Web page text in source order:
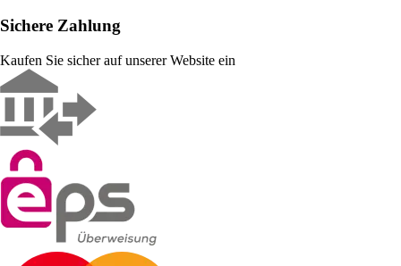
Sichere Zahlung
Kaufen Sie sicher auf unserer Website ein